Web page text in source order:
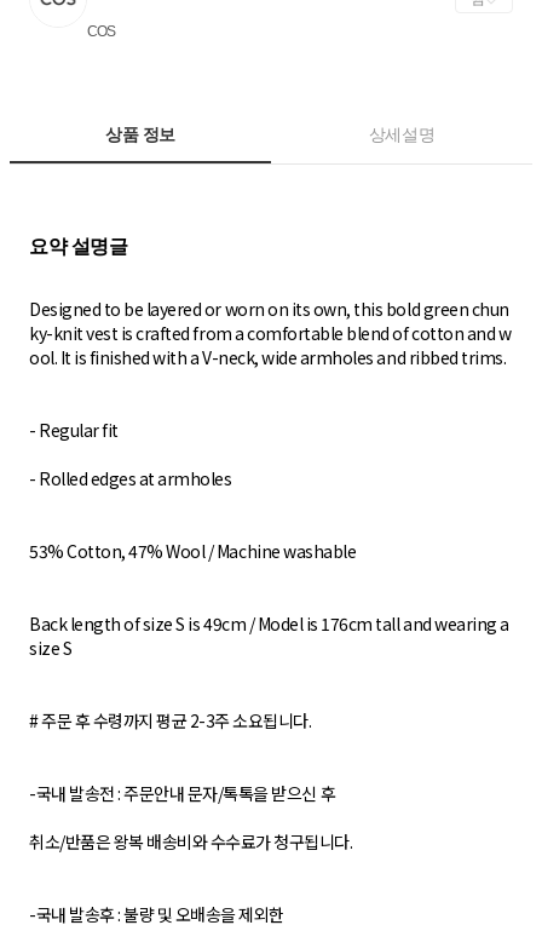
COS
상품 정보 상세설명
요약 설명글
Designed to be layered or worn on its own, this bold green chun
ky-knit vest is crafted from a comfortable blend of cotton and w
ool. It is finished with a V-neck, wide armholes and ribbed trims.
- Regular fit
- Rolled edges at armholes
53% Cotton, 47% Wool / Machine washable
Back length of size S is 49cm / Model is 176cm tall and wearing a
size S
# 주문 후 수령까지 평균 2-3주 소요됩니다.
-국내 발송전 : 주문안내 문자/톡톡을 받으신 후
취소/반품은 왕복 배송비와 수수료가 청구됩니다.
-국내 발송후 : 불량 및 오배송을 제외한